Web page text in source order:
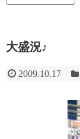
大盛況♪
2009.10.17